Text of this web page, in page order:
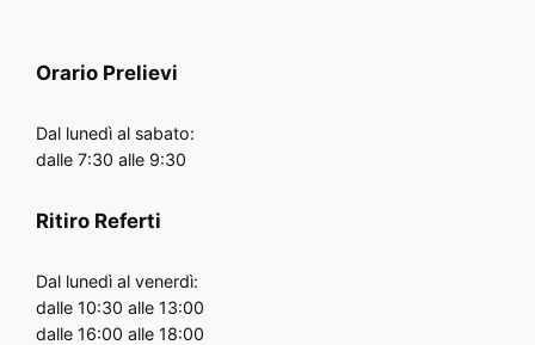
Orario Prelievi
Dal lunedì al sabato:
dalle 7:30 alle 9:30
Ritiro Referti
Dal lunedì al venerdì:
dalle 10:30 alle 13:00
dalle 16:00 alle 18:00